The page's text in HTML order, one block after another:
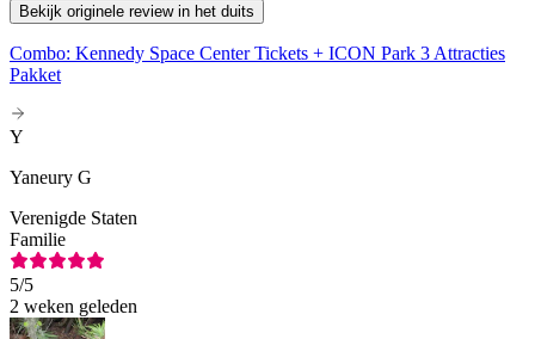
Bekijk originele review in het duits
Combo: Kennedy Space Center Tickets + ICON Park 3 Attracties
Pakket
Y
Yaneury G
Verenigde Staten
Familie
5/5
2 weken geleden